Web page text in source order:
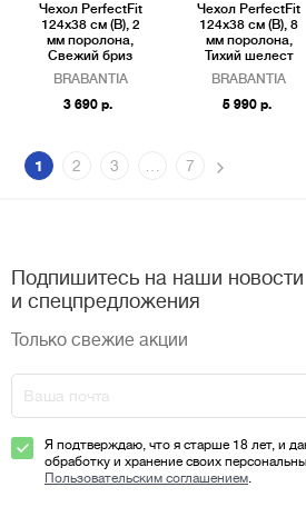
Чехол PerfectFit
124x38 см (В), 2
мм поролона,
Свежий бриз
BRABANTIA
3 690 р.
Чехол PerfectFit
124x38 см (В), 8
мм поролона,
Тихий шелест
BRABANTIA
5 990 р.
1 2 3 … 7
Подпишитесь на наши новости
и спецпредложения
Только свежие акции
Я подтверждаю, что я старше 18 лет, и
обработку и хранение своих
Пользовательским соглашением.